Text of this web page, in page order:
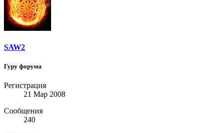
SAW2
Гуру форума
Регистрация
21 Мар 2008
Сообщения
240